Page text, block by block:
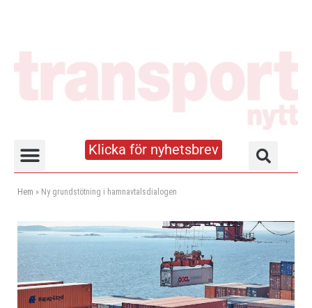
Klicka för nyhetsbrev
Hem » Ny grundstötning i hamnavtalsdialogen